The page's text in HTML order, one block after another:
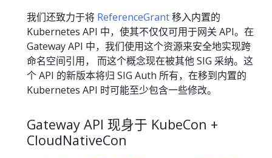
我们还致力于将 ReferenceGrant移入内置的
Kubernetes API 中，使其不仅仅可用于网关 API。在
Gateway API 中，我们使用这个资源来安全地实现跨
命名空间引用， 而这个概念现在被其他 SIG 采纳。这
个 API 的新版本将归 SIG Auth 所有，在移到内置的
Kubernetes API 时可能至少包含一些修改。
Gateway API 现身于 KubeCon +
CloudNativeCon